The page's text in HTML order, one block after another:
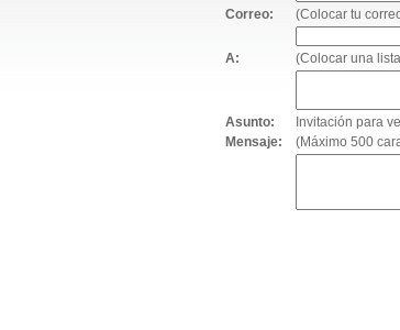
Correo: (Colocar tu
A: (Colocar una
Asunto:
Invitación para
Mensaje:
(Máximo 500